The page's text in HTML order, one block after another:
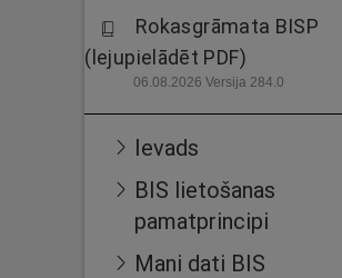
Rokasgrāmata BISP
(lejupielādēt PDF)
06.08.2026 Versija 284.0
Ievads
BIS lietošanas
pamatprincipi
Mani dati BIS